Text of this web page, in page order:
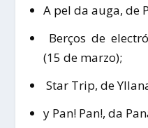
A pel da auga, de
Berços de
(15 de marzo);
Star Trip, de
y Pan! Pan!, da